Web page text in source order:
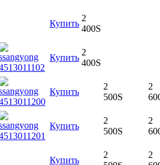
Купить
2
400S
Купить
2
400S
Купить
2
500S
2
Купить
2
500S
2
Купить
2
2